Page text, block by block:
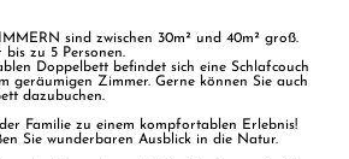
sind zwischen 30m² und 40m² groß.
zu 5 Personen.
Doppelbett befindet sich eine Schlafcouch
geräumigen Zimmer. Gerne können Sie auch
dazubuchen.
Familie zu einem kompfortablen Erlebnis!
Sie wunderbaren Ausblick in die Natur.